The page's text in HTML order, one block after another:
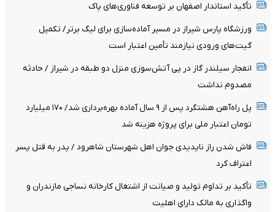
تأکید استاندار اصفهان بر توسعه فناوری‌های پاک
ورزشگاه پارس شیراز در مسیر آماده‌سازی برای لیگ برتر/ تکمیل
گیت‌های ورودی نیازمند تأمین اعتبار است
انفجار سیلندر گاز در پی آتش‌سوزی منزل دو طبقه در شیراز / حادثه
مصدوم نداشت
پل راه‌آهن هشتگرد پس از ۹ سال آماده بهره‌برداری شد/ ۱۷۰ میلیارد
تومان اعتبار ملی برای پروژه هزینه شد
فاش شدن راز ناپدیدی جوان اهل شهرستان شاهرود / پدر به قتل پسر
اعتراف کرد
تأکید بر تداوم تولید و صیانت از اشتغال کارخانه نساجی مازندران و
واگذاری به مالک دارای اهلیت